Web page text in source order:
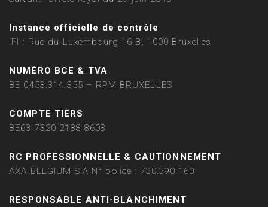
Instance officielle de contrôle
IPI : Rue du Luxembourg 16 B, 1000 Bruxelles
NUMÉRO BCE & TVA
BE 0453.314.355 – RPM BRUXELLES
COMPTE TIERS
BE63 7320 2188 8608
RC PROFESSIONNELLE & CAUTIONNEMENT
AXA BELGIUM S.A N° police : 730.390.160
RESPONSABLE ANTI-BLANCHIMENT